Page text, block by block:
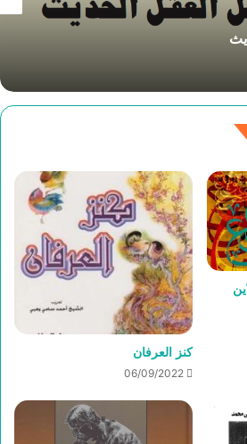
كنز العرفان
06/09/2022